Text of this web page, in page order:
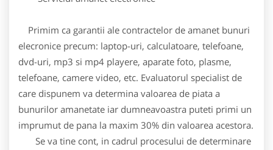
Primim ca garantii ale contractelor de amanet bunuri
elecronice precum: laptop-uri, calculatoare, telefoane,
dvd-uri, mp3 si mp4 playere, aparate foto, plasme,
telefoane, camere video, etc. Evaluatorul specialist de
care dispunem va determina valoarea de piata a
bunurilor amanetate iar dumneavoastra puteti primi un
imprumut de pana la maxim 30% din valoarea acestora.
Se va tine cont, in cadrul procesului de determinare